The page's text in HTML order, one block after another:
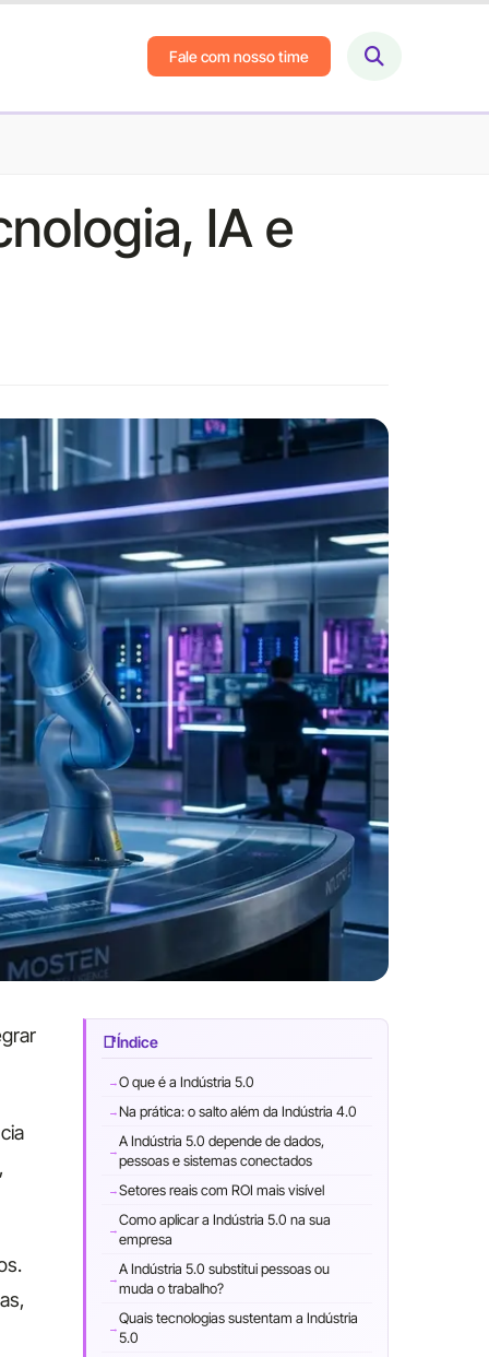
Fale com nosso time
IA e
Índice
O que é a Indústria 5.0
Na prática: o salto além da Indústria 4.0
A Indústria 5.0 depende de dados,
pessoas e sistemas conectados
Setores reais com ROI mais visível
Como aplicar a Indústria 5.0 na sua
empresa
A Indústria 5.0 substitui pessoas ou
muda o trabalho?
Quais tecnologias sustentam a Indústria
5.0